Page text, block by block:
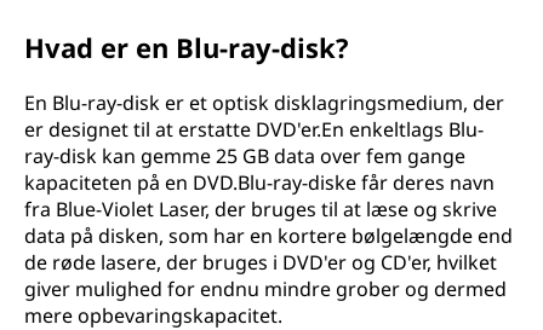
Hvad er en Blu-ray-disk?
En Blu-ray-disk er et optisk disklagringsmedium, der
er designet til at erstatte DVD'er.En enkeltlags Blu-
ray-disk kan gemme 25 GB data over fem gange
kapaciteten på en DVD.Blu-ray-diske får deres navn
fra Blue-Violet Laser, der bruges til at læse og skrive
data på disken, som har en kortere bølgelængde end
de røde lasere, der bruges i DVD'er og CD'er, hvilket
giver mulighed for endnu mindre grober og dermed
mere opbevaringskapacitet.